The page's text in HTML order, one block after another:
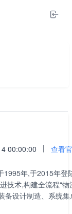
00:00:00 | 查看
年,于2015年
技术,构建全流程“
设计制造、系统
司的国际化集团公